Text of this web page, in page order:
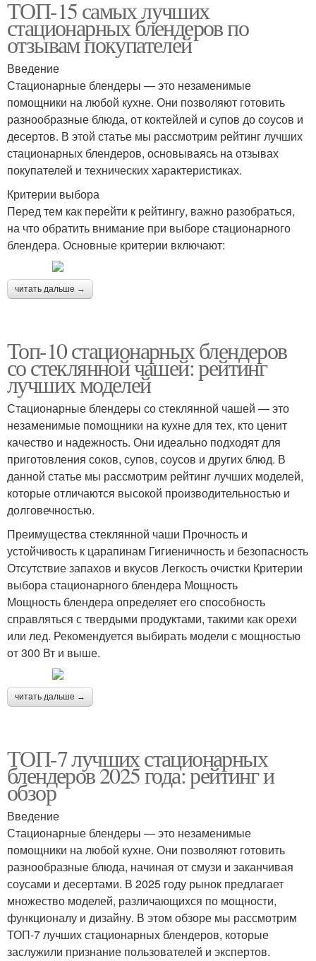
ТОП-15 самых лучших
стационарных блендеров по
отзывам покупателей
Введение
Стационарные блендеры — это незаменимые
помощники на любой кухне. Они позволяют готовить
разнообразные блюда, от коктейлей и супов до соусов и
десертов. В этой статье мы рассмотрим рейтинг лучших
стационарных блендеров, основываясь на отзывах
покупателей и технических характеристиках.
Критерии выбора
Перед тем как перейти к рейтингу, важно разобраться,
на что обратить внимание при выборе стационарного
блендера. Основные критерии включают:
читать дальше →
Топ-10 стационарных блендеров
со стеклянной чашей: рейтинг
лучших моделей
Стационарные блендеры со стеклянной чашей — это
незаменимые помощники на кухне для тех, кто ценит
качество и надежность. Они идеально подходят для
приготовления соков, супов, соусов и других блюд. В
данной статье мы рассмотрим рейтинг лучших моделей,
которые отличаются высокой производительностью и
долговечностью.
Преимущества стеклянной чаши Прочность и
устойчивость к царапинам Гигиеничность и безопасность
Отсутствие запахов и вкусов Легкость очистки Критерии
выбора стационарного блендера Мощность
Мощность блендера определяет его способность
справляться с твердыми продуктами, такими как орехи
или лед. Рекомендуется выбирать модели с мощностью
от 300 Вт и выше.
читать дальше →
ТОП-7 лучших стационарных
блендеров 2025 года: рейтинг и
обзор
Введение
Стационарные блендеры — это незаменимые
помощники на любой кухне. Они позволяют готовить
разнообразные блюда, начиная от смузи и заканчивая
соусами и десертами. В 2025 году рынок предлагает
множество моделей, различающихся по мощности,
функционалу и дизайну. В этом обзоре мы рассмотрим
ТОП-7 лучших стационарных блендеров, которые
заслужили признание пользователей и экспертов.